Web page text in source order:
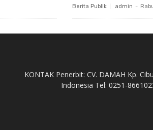
Berita Publik admin -
KONTAK Penerbit: CV. DAMAH Kp.
Indonesia Tel: 0251-